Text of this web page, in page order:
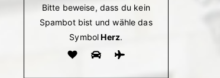
Bitte beweise, dass du kein
Spambot bist und wähle das
SymbolHerz.